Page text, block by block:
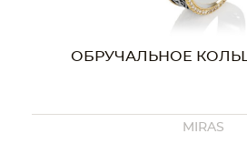
ОБРУЧАЛЬНОЕ